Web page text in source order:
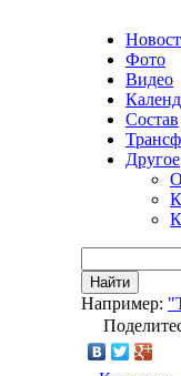
Фото
Видео
Состав
Другое
Найти
Например: